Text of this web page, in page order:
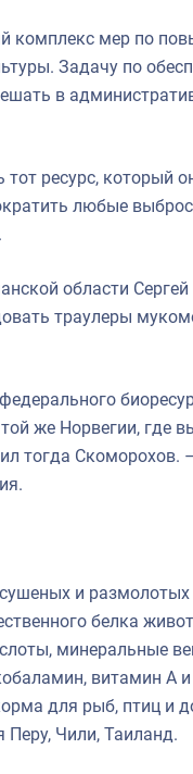
комплекс мер по
Задачу по
в
ресурс, который
любые
области
траулеры
же Норвегии, где
тогда Скоморохов.
и размолотых
белка
минеральные
витамин А
для рыб, птиц и
Чили, Таиланд.